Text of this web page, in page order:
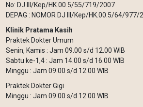
No: DJ III/Kep/HK.00.5/55/719/2007
DEPAG : NOMOR DJ III/Kep/HK.00.5/64/977/
Klinik Pratama Kasih
Praktek Dokter Umum
Senin, Kamis : Jam 09.00 s/d 12.00 WIB
Sabtu ke-1,4 : Jam 14.00 s/d 16.00 WIB
Minggu : Jam 09.00 s/d 12.00 WIB
Praktek Dokter Gigi
Minggu : Jam 09.00 s/d 12.00 WIB